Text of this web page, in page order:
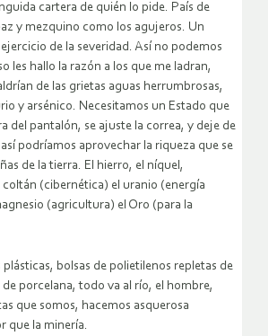
cartera de quién lo pide. País de
y mezquino como los agujeros. Un
de la severidad. Así no podemos
les hallo la razón a los que me ladran,
de las grietas aguas herrumbrosas,
y arsénico. Necesitamos un Estado que
del pantalón, se ajuste la correa, y deje de
podríamos aprovechar la riqueza que se
de la tierra. El hierro, el níquel,
(cibernética) el uranio (energía
(agricultura) el Oro (para la
plásticas, bolsas de polietilenos repletas de
porcelana, todo va al río, el hombre,
que somos, hacemos asquerosa
que la minería.